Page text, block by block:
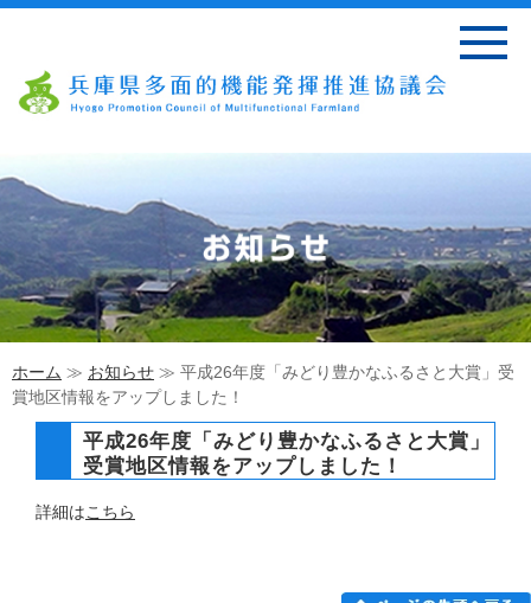
ホーム ≫ お知らせ ≫ 平成26年度「みどり豊かなふるさと大賞」受
賞地区情報をアップしました！
平成26年度「みどり豊かなふるさと大賞」
受賞地区情報をアップしました！
詳細はこちら